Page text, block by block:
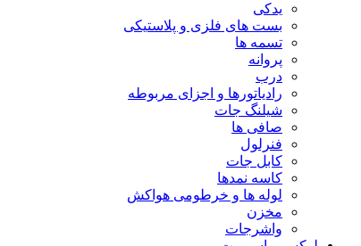
یدکی
بست های فلزی و پلاستیکی
تسمه ها
پروانه
درب
رادیاتورها و اجزای مربوطه
شیلنگ جات
صافی ها
فنرلول
کابل جات
کاسه نمدها
لوله ها و خرطومی هواکش
مخزن
واشرجات